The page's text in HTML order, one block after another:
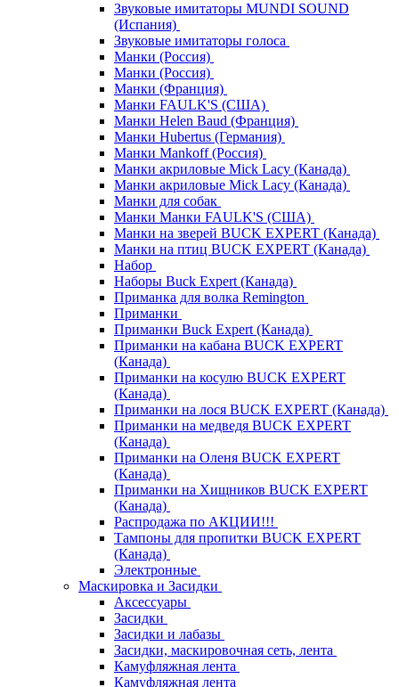
Звуковые имитаторы MUNDI SOUND
(Испания)
Звуковые имитаторы голоса
Манки (Россия)
Манки (Россия)
Манки (Франция)
Манки FAULK'S (США)
Манки Helen Baud (Франция)
Манки Hubertus (Германия)
Манки Mankoff (Россия)
Манки акриловые Mick Lacy (Канада)
Манки акриловые Mick Lacy (Канада)
Манки для собак
Манки Манки FAULK'S (США)
Манки на зверей BUCK EXPERT (Канада)
Манки на птиц BUCK EXPERT (Канада)
Набор
Наборы Buck Expert (Канада)
Приманка для волка Remington
Приманки
Приманки Buck Expert (Канада)
Приманки на кабана BUCK EXPERT
(Канада)
Приманки на косулю BUCK EXPERT
(Канада)
Приманки на лося BUCK EXPERT (Канада)
Приманки на медведя BUCK EXPERT
(Канада)
Приманки на Оленя BUCK EXPERT
(Канада)
Приманки на Хищников BUCK EXPERT
(Канада)
Распродажа по АКЦИИ!!!
Тампоны для пропитки BUCK EXPERT
(Канада)
Электронные
Маскировка и Засидки
Аксессуары
Засидки
Засидки и лабазы
Засидки, маскировочная сеть, лента
Камуфляжная лента
Камуфляжная лента